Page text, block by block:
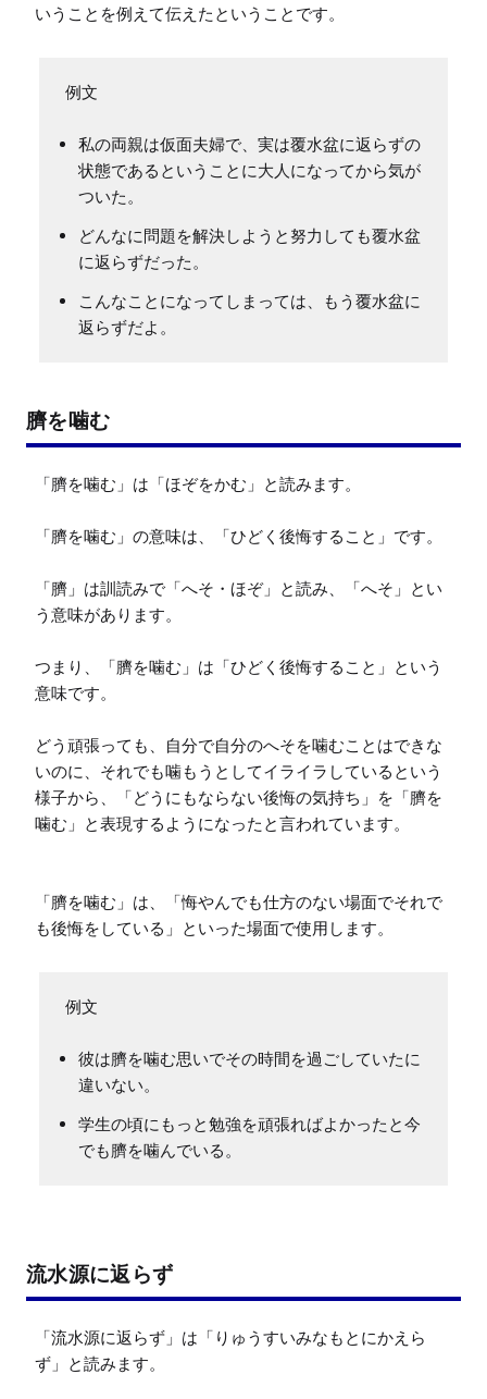
いうことを例えて伝えたということです。
私の両親は仮面夫婦で、実は覆水盆に返らずの
状態であるということに大人になってから気が
ついた。
どんなに問題を解決しようと努力しても覆水盆
に返らずだった。
こんなことになってしまっては、もう覆水盆に
返らずだよ。
臍を噛む
「臍を噛む」は「ほぞをかむ」と読みます。
「臍を噛む」の意味は、「ひどく後悔すること」です。
「臍」は訓読みで「へそ・ほぞ」と読み、「へそ」とい
う意味があります。
つまり、「臍を噛む」は「ひどく後悔すること」という
意味です。
どう頑張っても、自分で自分のへそを噛むことはできな
いのに、それでも噛もうとしてイライラしているという
様子から、「どうにもならない後悔の気持ち」を「臍を
噛む」と表現するようになったと言われています。
「臍を噛む」は、「悔やんでも仕方のない場面でそれで
も後悔をしている」といった場面で使用します。
彼は臍を噛む思いでその時間を過ごしていたに
違いない。
学生の頃にもっと勉強を頑張ればよかったと今
でも臍を噛んでいる。
流水源に返らず
「流水源に返らず」は「りゅうすいみなもとにかえら
ず」と読みます。